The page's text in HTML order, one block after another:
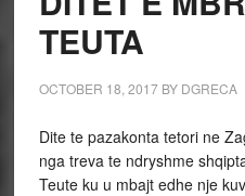
TEUTA
OCTOBER 18, 2017BY DGRECA
Dite te pazakonta tetori ne
nga treva te ndryshme
Teute ku u mbajt edhe nje